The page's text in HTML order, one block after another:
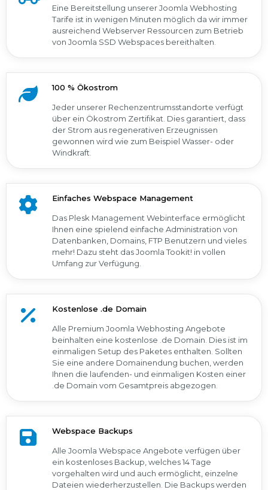
Eine Bereitstellung unserer Joomla Webhosting
Tarife ist in wenigen Minuten möglich da wir immer
ausreichend Webserver Ressourcen zum Betrieb
von Joomla SSD Webspaces bereithalten.
100 % Ökostrom
Jeder unserer Rechenzentrumsstandorte verfügt
über ein Ökostrom Zertifikat. Dies garantiert, dass
der Strom aus regenerativen Erzeugnissen
gewonnen wird wie zum Beispiel Wasser- oder
Windkraft.
Einfaches Webspace Management
Das Plesk Management Webinterface ermöglicht
Ihnen eine spielend einfache Administration von
Datenbanken, Domains, FTP Benutzern und vieles
mehr! Dazu steht das Joomla Tookit! in vollen
Umfang zur Verfügung.
Kostenlose .de Domain
Alle Premium Joomla Webhosting Angebote
beinhalten eine kostenlose .de Domain. Dies ist im
einmaligen Setup des Paketes enthalten. Sollten
Sie eine andere Domainendung buchen, werden
Ihnen die laufenden- und einmaligen Kosten einer
.de Domain vom Gesamtpreis abgezogen.
Webspace Backups
Alle Joomla Webspace Angebote verfügen über
ein kostenloses Backup, welches 14 Tage
vorgehalten wird und auch ermöglicht, einzelne
Dateien wiederherzustellen. Die Backups werden